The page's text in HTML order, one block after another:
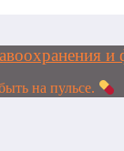
на пульсе.